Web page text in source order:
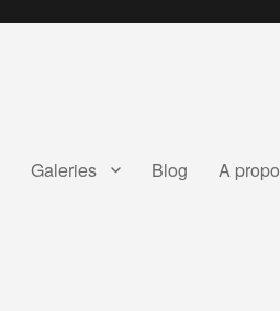
Galeries Blog A